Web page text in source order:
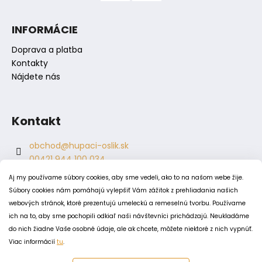
Aj my používame súbory cookies, aby sme vedeli, ako to na našom webe žije.
Súbory cookies nám pomáhajú vylepšiť Vám zážitok z prehliadania našich
webových stránok, ktoré prezentujú umeleckú a remeselnú tvorbu. Používame
ich na to, aby sme pochopili odkiaľ naši návštevníci prichádzajú. Neukladáme
do nich žiadne Vaše osobné údaje, ale ak chcete, môžete niektoré z nich vypnúť.
Viac informácií tu.
INFORMÁCIE
Doprava a platba
Kontakty
Nájdete nás
Kontakt
obchod@hupaci-oslik.sk
00421 944 100 034
00421 944 904 704
hupaci.oslik
dagmar.juricova
PODMIENKY